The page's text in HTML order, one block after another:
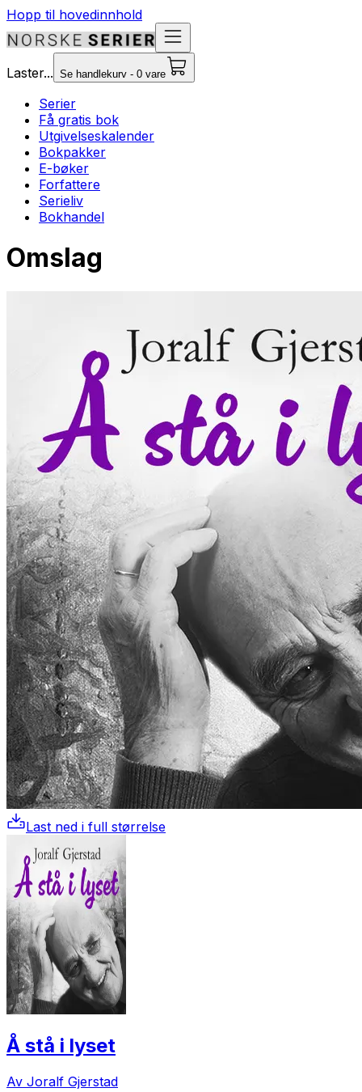
Hopp til hovedinnhold
Laster... Se handlekurv - 0 vare
Serier
Få gratis bok
Utgivelseskalender
Bokpakker
E-bøker
Forfattere
Serieliv
Bokhandel
Omslag
Last ned i full størrelse
Å stå i lyset
Av Joralf Gjerstad